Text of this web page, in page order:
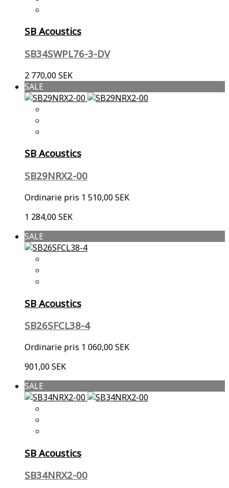
SB Acoustics
SB34SWPL76-3-DV
2 770,00 SEK
SALE
SB Acoustics
SB29NRX2-00
Ordinarie pris 1 510,00 SEK
1 284,00 SEK
SALE
SB Acoustics
SB26SFCL38-4
Ordinarie pris 1 060,00 SEK
901,00 SEK
SALE
SB Acoustics
SB34NRX2-00